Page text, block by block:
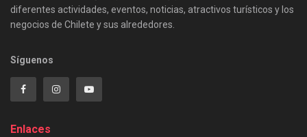
diferentes actividades, eventos, noticias, atractivos turísticos y los
negocios de Chilete y sus alrededores.
Síguenos
Enlaces